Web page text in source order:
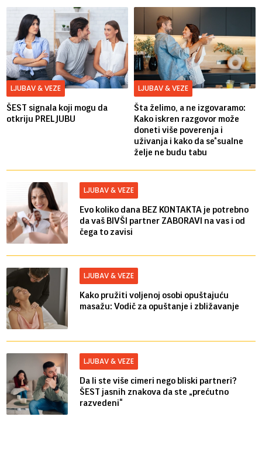
LJUBAV & VEZE
ŠEST signala koji mogu da
otkriju PRELJUBU
LJUBAV & VEZE
Šta želimo, a ne izgovaramo:
Kako iskren razgovor može
doneti više poverenja i
uživanja i kako da se*sualne
želje ne budu tabu
LJUBAV & VEZE
Evo koliko dana BEZ KONTAKTA je potrebno
da vaš BIVŠI partner ZABORAVI na vas i od
čega to zavisi
LJUBAV & VEZE
Kako pružiti voljenoj osobi opuštajuću
masažu: Vodič za opuštanje i zbližavanje
LJUBAV & VEZE
Da li ste više cimeri nego bliski partneri?
ŠEST jasnih znakova da ste „prećutno
razvedeni“